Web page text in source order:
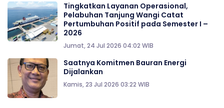
Tingkatkan Layanan Operasional,
Pelabuhan Tanjung Wangi Catat
Pertumbuhan Positif pada Semester I –
2026
Jumat, 24 Jul 2026 04:02 WIB
Saatnya Komitmen Bauran Energi
Dijalankan
Kamis, 23 Jul 2026 03:22 WIB